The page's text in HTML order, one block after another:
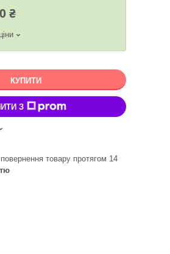
₴
КУПИТИ
З
повернення товару протягом 14